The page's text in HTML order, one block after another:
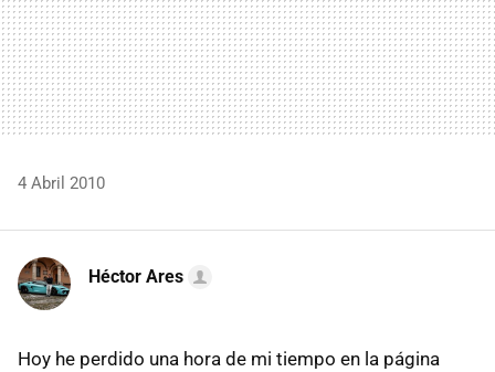
4 Abril 2010
Héctor Ares
Hoy he perdido una hora de mi tiempo en la página